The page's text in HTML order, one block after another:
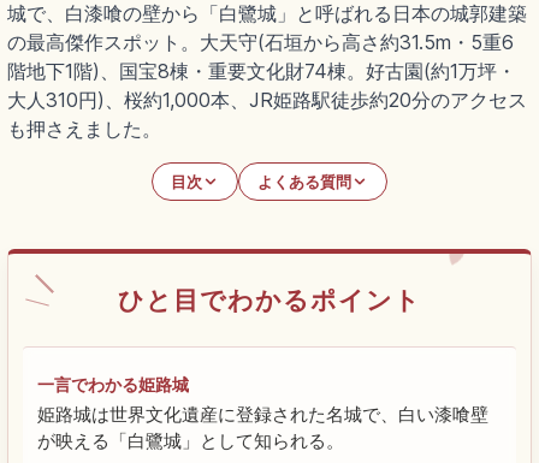
城で、白漆喰の壁から「白鷺城」と呼ばれる日本の城郭建築
の最高傑作スポット。大天守(石垣から高さ約31.5m・5重6
階地下1階)、国宝8棟・重要文化財74棟。好古園(約1万坪・
大人310円)、桜約1,000本、JR姫路駅徒歩約20分のアクセス
も押さえました。
目次 よくある質問
ひと目でわかるポイント
一言でわかる姫路城
姫路城は世界文化遺産に登録された名城で、白い漆喰壁
が映える「白鷺城」として知られる。